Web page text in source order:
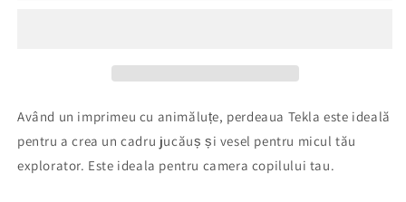
Având un imprimeu cu animăluțe, perdeaua Tekla este ideală
pentru a crea un cadru jucăuș și vesel pentru micul tău
explorator. Este ideala pentru camera copilului tau.